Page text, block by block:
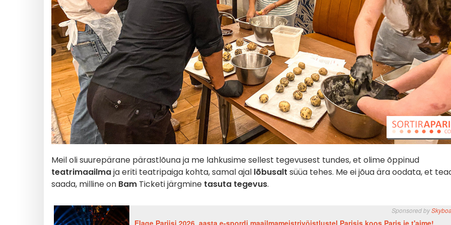
Meil oli suurepärane pärastlõuna ja me lahkusime sellest tegevusest tundes, et olime õppinud
teatrimaailmaja eriti teatripaiga kohta, samal ajal lõbusalt süüa tehes. Me ei jõua ära oodata, et
saada, milline on Bam Ticketi järgmine tasuta tegevus.